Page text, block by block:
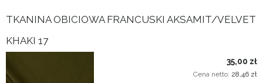
TKANINA OBICIOWA FRANCUSKI AKSAMIT/VELVET
KHAKI 17
35,00 zł
Cena netto: 28,46 zł